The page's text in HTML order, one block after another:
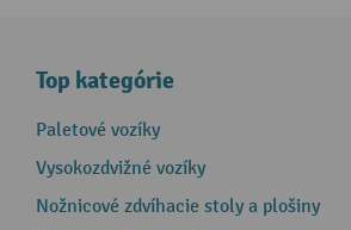
Top kategórie
Paletové vozíky
Vysokozdvižné vozíky
Nožnicové zdvíhacie stoly a plošiny